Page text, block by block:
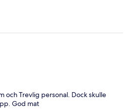
och Trevlig personal. Dock skulle
God mat